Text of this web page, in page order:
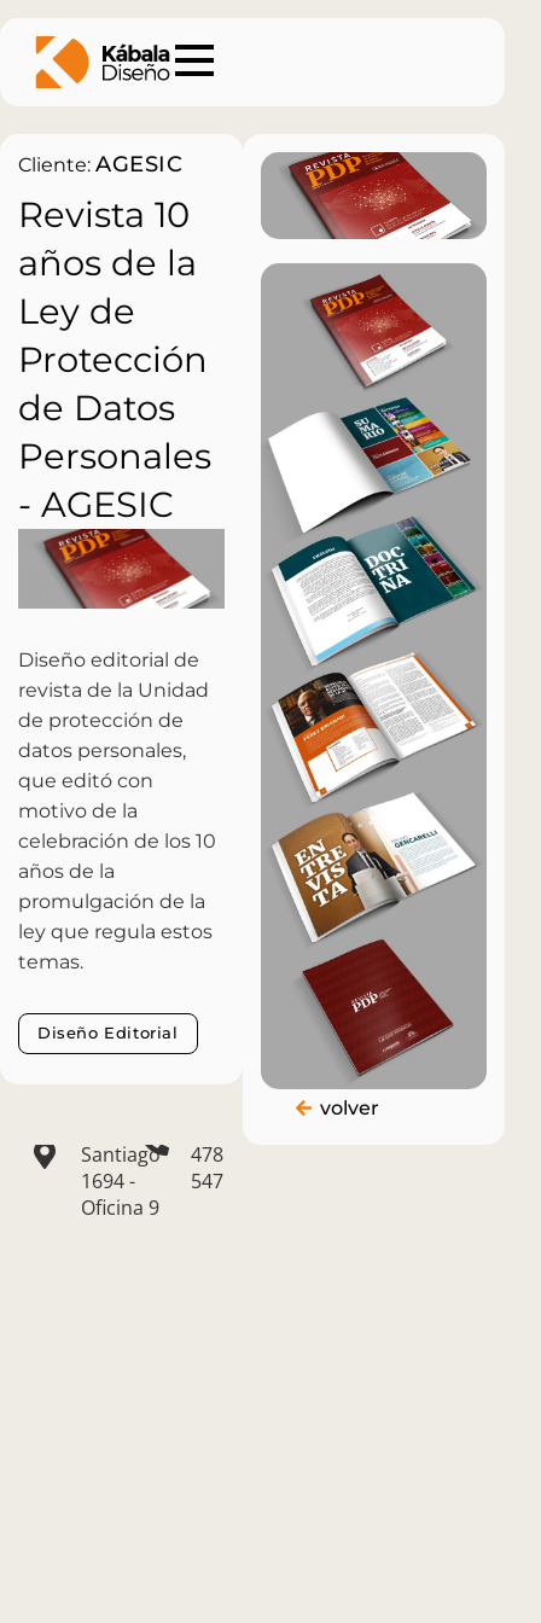
Cliente: AGESIC
Revista 10
años de la
Ley de
Protección
de Datos
Personales
- AGESIC
Diseño editorial de
revista de la Unidad
de protección de
datos personales,
que editó con
motivo de la
celebración de los 10
años de la
promulgación de la
ley que regula estos
temas.
Diseño Editorial
volver
Santiago
1694 -
Oficina 9
478
547
info@kabala.com.uy